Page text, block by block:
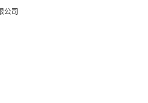
公司